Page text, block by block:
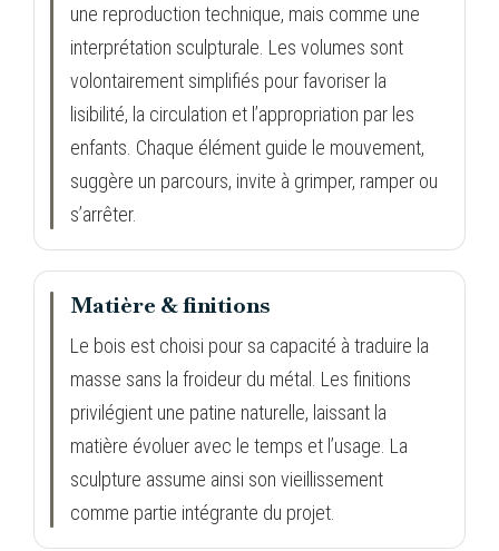
une reproduction technique, mais comme une
interprétation sculpturale. Les volumes sont
volontairement simplifiés pour favoriser la
lisibilité, la circulation et l’appropriation par les
enfants. Chaque élément guide le mouvement,
suggère un parcours, invite à grimper, ramper ou
s’arrêter.
Matière & finitions
Le bois est choisi pour sa capacité à traduire la
masse sans la froideur du métal. Les finitions
privilégient une patine naturelle, laissant la
matière évoluer avec le temps et l’usage. La
sculpture assume ainsi son vieillissement
comme partie intégrante du projet.